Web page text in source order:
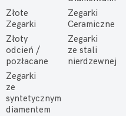
Złote
Zegarki
Zegarki
Ceramiczne
Złoty
odcień /
pozłacane
Zegarki
ze stali
nierdzewnej
Zegarki
ze
syntetycznym
diamentem